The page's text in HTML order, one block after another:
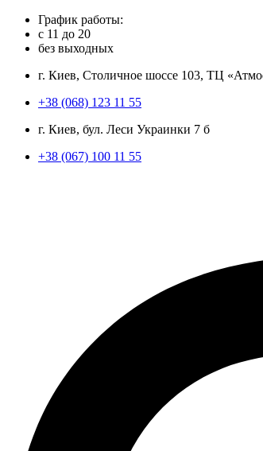
График работы:
с 11 до 20
без выходных
г. Киев, Столичное шоссе 103, ТЦ
+38 (068) 123 11 55
г. Киев, бул. Леси Украинки 7 б
+38 (067) 100 11 55